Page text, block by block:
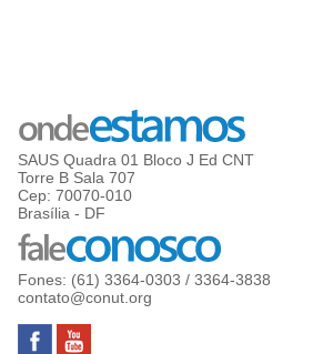
SAUS Quadra 01 Bloco J Ed CNT
Torre B Sala 707
Cep: 70070-010
Brasília - DF
Fones: (61) 3364-0303 / 3364-3838
contato@conut.org